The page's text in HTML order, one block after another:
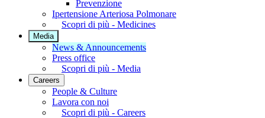
Prevenzione
Ipertensione Arteriosa Polmonare
Scopri di più - Medicines
Media
News & Announcements
Press office
Scopri di più - Media
Careers
People & Culture
Lavora con noi
Scopri di più - Careers